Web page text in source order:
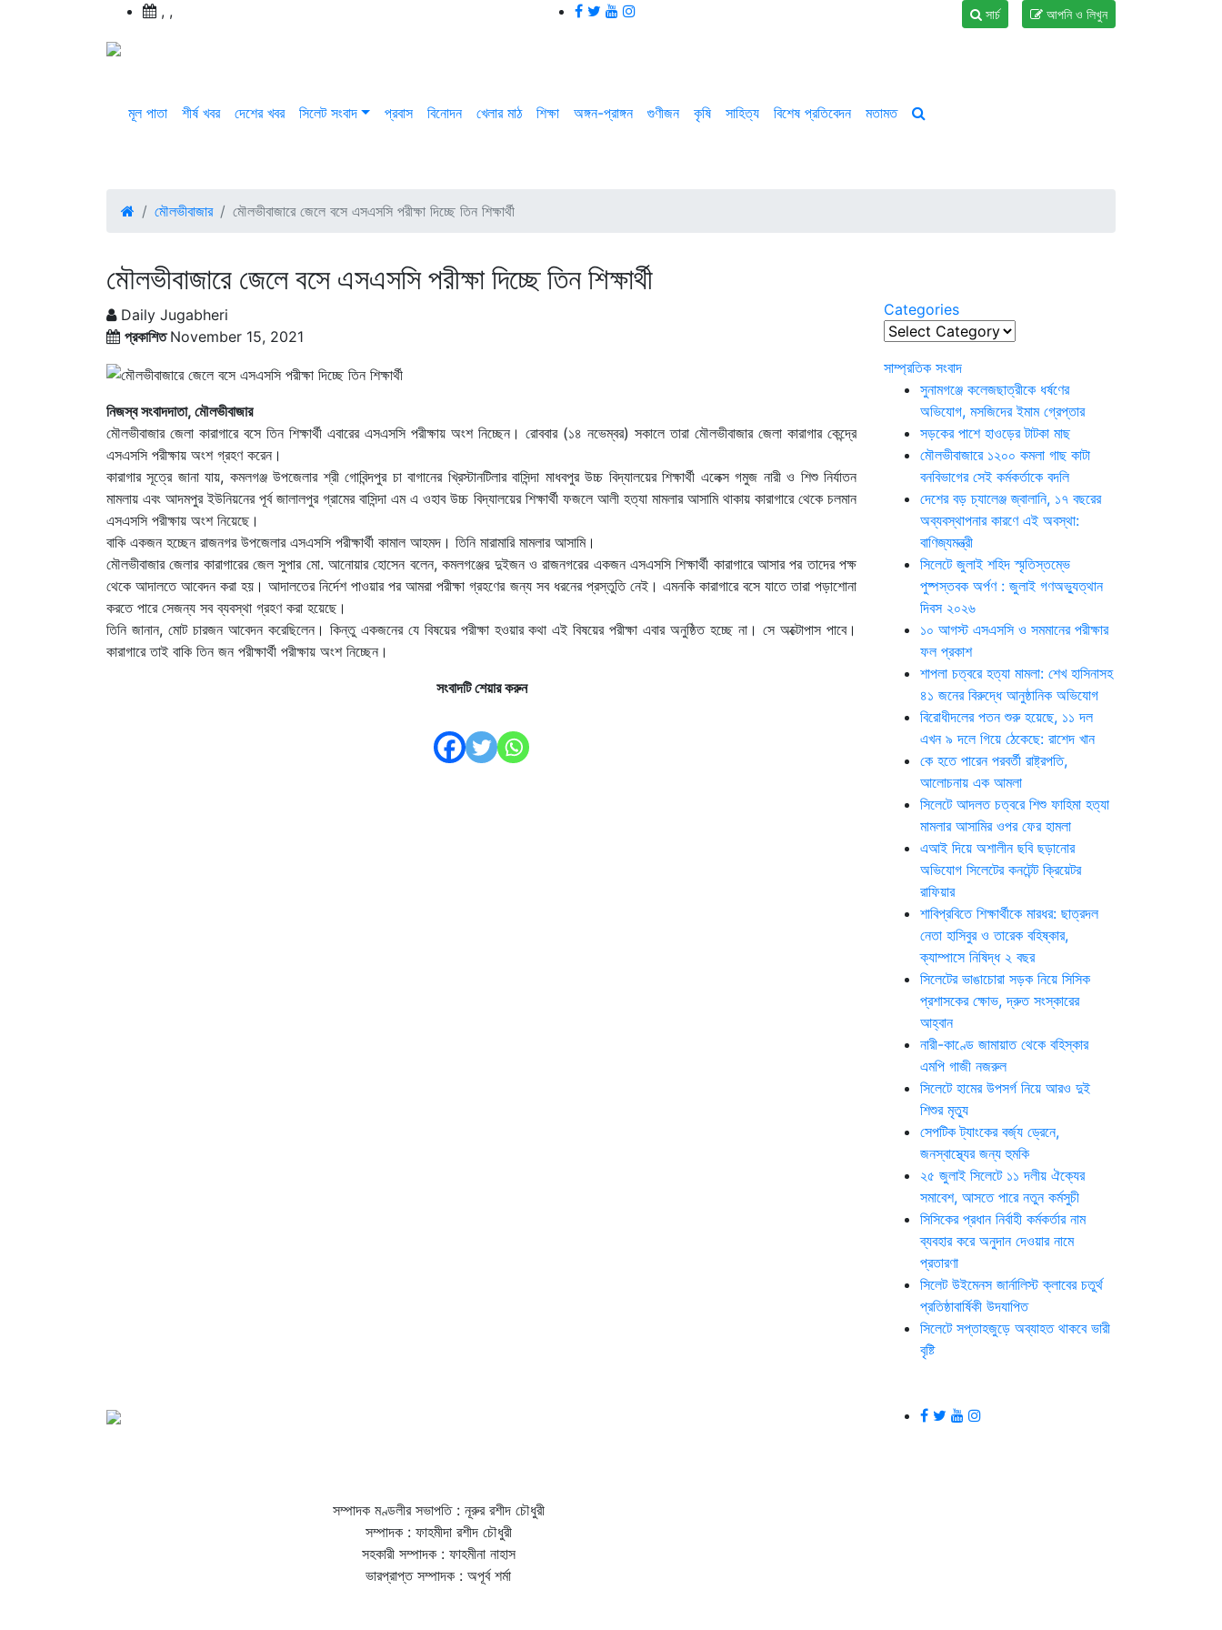
, , আপনি ও লিখুন
সার্চ
মূল পাতা শীর্ষ খবর দেশের খবর সিলেট সংবাদ প্রবাস বিনোদন খেলার মাঠ শিক্ষা অঙ্গন-প্রাঙ্গন গুণীজন কৃষি সাহিত্য বিশেষ প্রতিবেদন মতামত
মৌলভীবাজার মৌলভীবাজারে জেলে বসে এস‌এসসি পরীক্ষা দিচ্ছে তিন শিক্ষার্থী
মৌলভীবাজারে জেলে বসে এস‌এসসি পরীক্ষা দিচ্ছে তিন শিক্ষার্থী
Daily Jugabheri
প্রকাশিতNovember 15, 2021
নিজস্ব সংবাদদাতা, মৌলভীবাজার
মৌলভীবাজার জেলা কারাগারে বসে তিন শিক্ষার্থী এবারের এসএসসি পরীক্ষায় অংশ নিচ্ছেন। রোববার (১৪ নভেম্বর) সকালে তারা মৌলভীবাজার জেলা কারাগার কেন্দ্রে
এস‌এসসি পরীক্ষায় অংশ গ্রহণ করেন।
কারাগার সূত্রে জানা যায়, কমলগঞ্জ উপজেলার শ্রী গোবিন্দপুর চা বাগানের খ্রিস্টানটিলার বাসিন্দা মাধবপুর উচ্চ বিদ্যালয়ের শিক্ষার্থী এলেক্স গমুজ নারী ও শিশু নির্যাতন
মামলায় এবং আদমপুর ইউনিয়নের পূর্ব জালালপুর গ্রামের বাসিন্দা এম এ ওহাব উচ্চ বিদ্যালয়ের শিক্ষার্থী ফজলে আলী হত্যা মামলার আসামি থাকায় কারাগারে থেকে চলমান
এসএসসি পরীক্ষায় অংশ নিয়েছে।
বাকি একজন হচ্ছেন রাজনগর উপজেলার এস‌এসসি পরীক্ষার্থী কামাল আহমদ। তিনি মারামারি মামলার আসামি।
মৌলভীবাজার জেলার কারাগারের জেল সুপার মো. আনোয়ার হোসেন বলেন, কমলগঞ্জের দুইজন ও রাজনগরের একজন এসএসসি শিক্ষার্থী কারাগারে আসার পর তাদের পক্ষ
থেকে আদালতে আবেদন করা হয়। আদালতের নির্দেশ পাওয়ার পর আমরা পরীক্ষা গ্রহণের জন্য সব ধরনের প্রস্তুতি নেই। এমনকি কারাগারে বসে যাতে তারা পড়াশোনা
করতে পারে সেজন্য সব ব্যবস্থা গ্রহণ করা হয়েছে।
তিনি জানান, মোট চারজন আবেদন করেছিলেন। কিন্তু একজনের যে বিষয়ের পরীক্ষা হ‌ওয়ার কথা এই বিষয়ের পরীক্ষা এবার অনুষ্ঠিত হচ্ছে না। সে অক্টোপাস পাবে।
কারাগারে তাই বাকি তিন জন পরীক্ষার্থী পরীক্ষায় অংশ নিচ্ছেন।
সংবাদটি শেয়ার করুন
Categories
Categories
সাম্প্রতিক সংবাদ
সুনামগঞ্জে কলেজছাত্রীকে ধর্ষণের
অভিযোগ, মসজিদের ইমাম গ্রেপ্তার
সড়কের পাশে হাওড়ের টাটকা মাছ
মৌলভীবাজারে ১২০০ কমলা গাছ কাটা
বনবিভাগের সেই কর্মকর্তাকে বদলি
দেশের বড় চ্যালেঞ্জ জ্বালানি, ১৭ বছরের
অব্যবস্থাপনার কারণে এই অবস্থা:
বাণিজ্যমন্ত্রী
সিলেটে জুলাই শহিদ স্মৃতিস্তম্ভে
পুষ্পস্তবক অর্পণ : জুলাই গণঅভ্যুত্থান
দিবস ২০২৬
১০ আগস্ট এসএসসি ও সমমানের পরীক্ষার
ফল প্রকাশ
শাপলা চত্বরে হত্যা মামলা: শেখ হাসিনাসহ
৪১ জনের বিরুদ্ধে আনুষ্ঠানিক অভিযোগ
বিরোধীদলের পতন শুরু হয়েছে, ১১ দল
এখন ৯ দলে গিয়ে ঠেকেছে: রাশেদ খান
কে হতে পারেন পরবর্তী রাষ্ট্রপতি,
আলোচনায় এক আমলা
সিলেটে আদলত চত্বরে শিশু ফাহিমা হত্যা
মামলার আসামির ওপর ফের হামলা
এআই দিয়ে অশালীন ছবি ছড়ানোর
অভিযোগ সিলেটের কনটেন্ট ক্রিয়েটর
রাফিয়ার
শাবিপ্রবিতে শিক্ষার্থীকে মারধর: ছাত্রদল
নেতা হাসিবুর ও তারেক বহিষ্কার,
ক্যাম্পাসে নিষিদ্ধ ২ বছর
সিলেটের ভাঙাচোরা সড়ক নিয়ে সিসিক
প্রশাসকের ক্ষোভ, দ্রুত সংস্কারের
আহ্বান
নারী-কাণ্ডে জামায়াত থেকে বহিস্কার
এমপি গাজী নজরুল
সিলেটে হামের উপসর্গ নিয়ে আরও দুই
শিশুর মৃত্যু
সেপটিক ট্যাংকের বর্জ্য ড্রেনে,
জনস্বাস্থ্যের জন্য হুমকি
২৫ জুলাই সিলেটে ১১ দলীয় ঐক্যের
সমাবেশ, আসতে পারে নতুন কর্মসুচী
সিসিকের প্রধান নির্বাহী কর্মকর্তার নাম
ব্যবহার করে অনুদান দেওয়ার নামে
প্রতারণা
সিলেট উইমেনস জার্নালিস্ট ক্লাবের চতুর্থ
প্রতিষ্ঠাবার্ষিকী উদযাপিত
সিলেটে সপ্তাহজুড়ে অব্যাহত থাকবে ভারী
বৃষ্টি
সম্পাদক মণ্ডলীর সভাপতি : নূরুর রশীদ চৌধুরী
সম্পাদক : ফাহমীদা রশীদ চৌধুরী
সহকারী সম্পাদক : ফাহমীনা নাহাস
ভারপ্রাপ্ত সম্পাদক : অপূর্ব শর্মা